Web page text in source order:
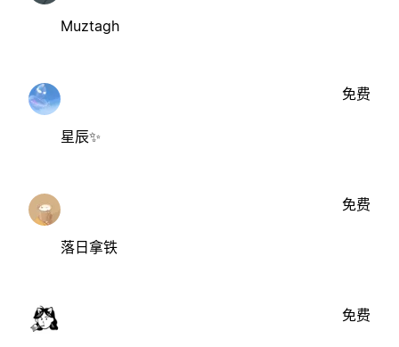
Muztagh
星辰✨
免费
落日拿铁
免费
免费